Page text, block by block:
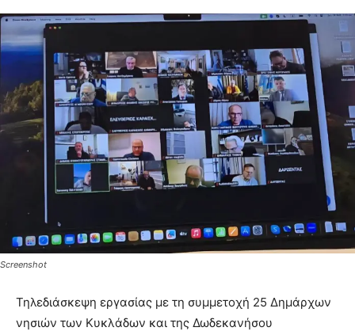
Screenshot
Τηλεδιάσκεψη εργασίας με τη συμμετοχή 25 Δημάρχων
νησιών των Κυκλάδων και της Δωδεκανήσου